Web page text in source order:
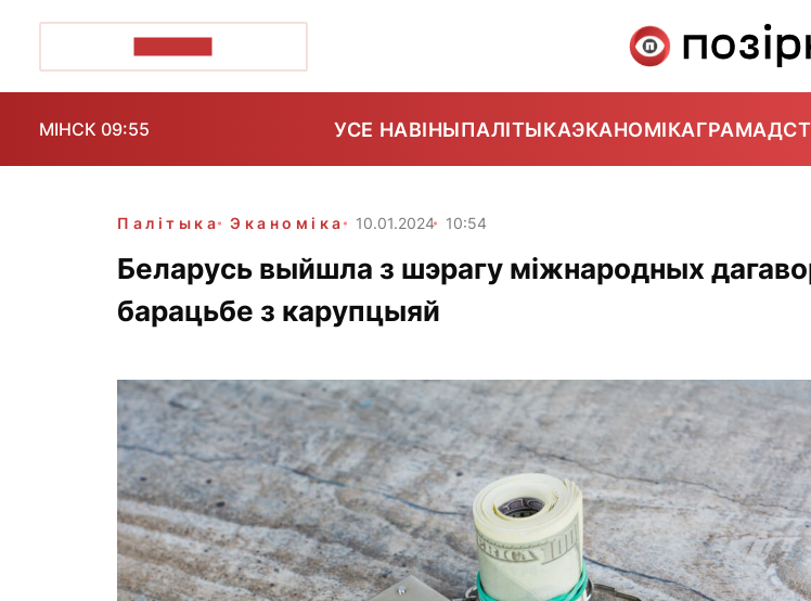
МІНСК 09:55 УСЕ НАВІНЫПАЛІТЫКАЭКАНОМІКА
Палітыка Эканоміка 10.01.2024 10:54
Беларусь выйшла з шэрагу міжнародных
барацьбе з карупцыяй